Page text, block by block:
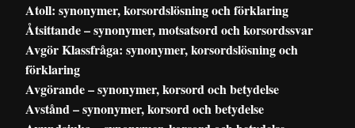
Atoll: synonymer, korsordslösning och förklaring
Åtsittande – synonymer, motsatsord och korsordssvar
Avgör Klassfråga: synonymer, korsordslösning och
förklaring
Avgörande – synonymer, korsord och betydelse
Avstånd – synonymer, korsord och betydelse